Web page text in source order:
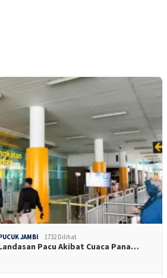
JAMBI 1732 Dilihat
Pacu Akibat Cuaca Pana…